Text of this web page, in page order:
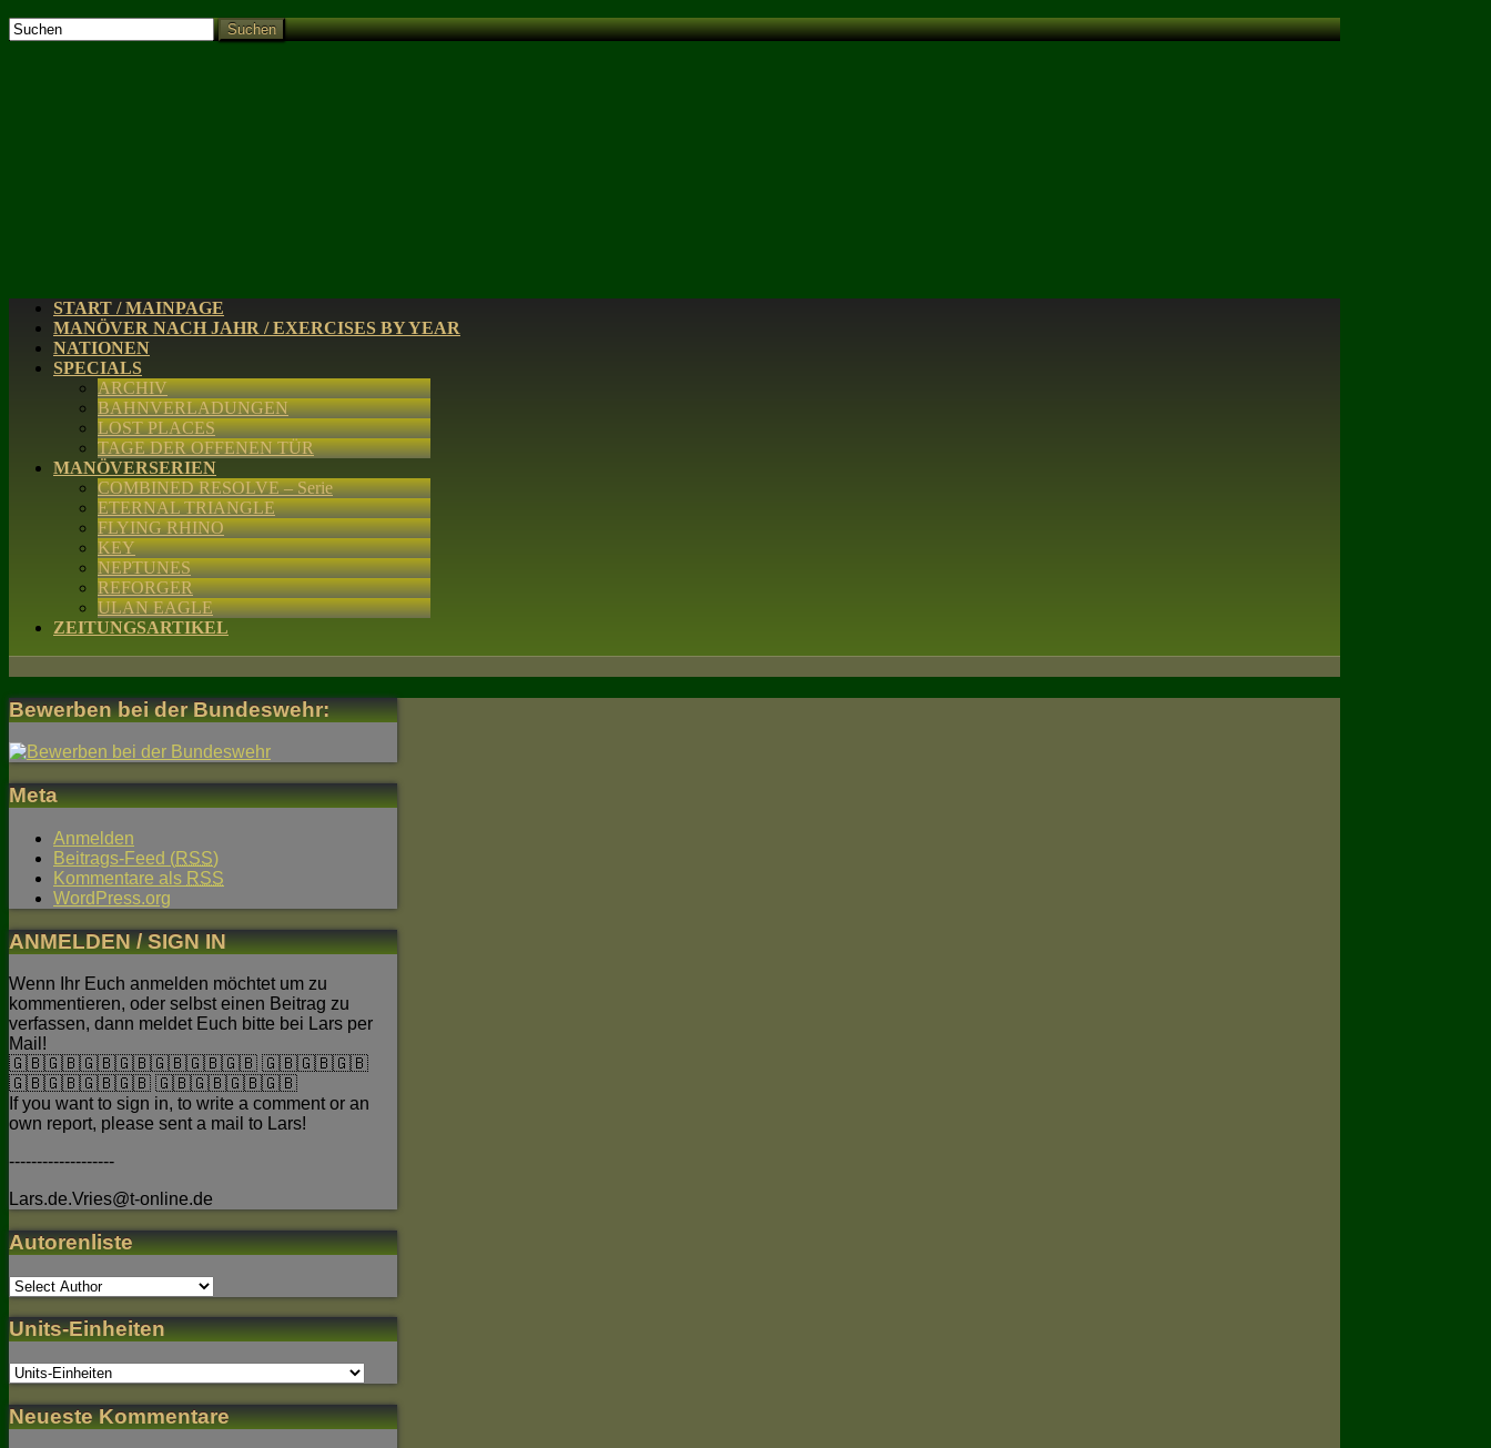
Suchen
START / MAINPAGE
MANÖVER NACH JAHR / EXERCISES BY YEAR
NATIONEN
SPECIALS
ARCHIV
BAHNVERLADUNGEN
LOST PLACES
TAGE DER OFFENEN TÜR
MANÖVERSERIEN
COMBINED RESOLVE – Serie
ETERNAL TRIANGLE
FLYING RHINO
KEY
NEPTUNES
REFORGER
ULAN EAGLE
ZEITUNGSARTIKEL
Bewerben bei der Bundeswehr:
Meta
Anmelden
Beitrags-Feed (RSS)
Kommentare als RSS
WordPress.org
ANMELDEN / SIGN IN
Wenn Ihr Euch anmelden möchtet um zu
kommentieren, oder selbst einen Beitrag zu
verfassen, dann meldet Euch bitte bei Lars per
Mail!
🇬🇧🇬🇧🇬🇧🇬🇧🇬🇧🇬🇧🇬🇧 🇬🇧🇬🇧🇬🇧
🇬🇧🇬🇧🇬🇧🇬🇧 🇬🇧🇬🇧🇬🇧🇬🇧
If you want to sign in, to write a comment or an
own report, please sent a mail to Lars!
-------------------
Lars.de.Vries@t-online.de
Autorenliste
Units-Einheiten
Neueste Kommentare